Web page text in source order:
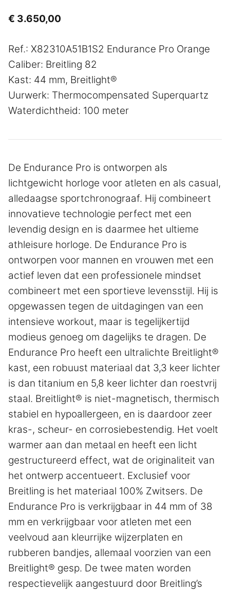
€ 3.650,00
Ref.: X82310A51B1S2 Endurance Pro Orange
Caliber: Breitling 82
Kast: 44 mm, Breitlight®
Uurwerk: Thermocompensated Superquartz
Waterdichtheid: 100 meter
De Endurance Pro is ontworpen als
lichtgewicht horloge voor atleten en als casual,
alledaagse sportchronograaf. Hij combineert
innovatieve technologie perfect met een
levendig design en is daarmee het ultieme
athleisure horloge. De Endurance Pro is
ontworpen voor mannen en vrouwen met een
actief leven dat een professionele mindset
combineert met een sportieve levensstijl. Hij is
opgewassen tegen de uitdagingen van een
intensieve workout, maar is tegelijkertijd
modieus genoeg om dagelijks te dragen. De
Endurance Pro heeft een ultralichte Breitlight®
kast, een robuust materiaal dat 3,3 keer lichter
is dan titanium en 5,8 keer lichter dan roestvrij
staal. Breitlight® is niet-magnetisch, thermisch
stabiel en hypoallergeen, en is daardoor zeer
kras-, scheur- en corrosiebestendig. Het voelt
warmer aan dan metaal en heeft een licht
gestructureerd effect, wat de originaliteit van
het ontwerp accentueert. Exclusief voor
Breitling is het materiaal 100% Zwitsers. De
Endurance Pro is verkrijgbaar in 44 mm of 38
mm en verkrijgbaar voor atleten met een
veelvoud aan kleurrijke wijzerplaten en
rubberen bandjes, allemaal voorzien van een
Breitlight® gesp. De twee maten worden
respectievelijk aangestuurd door Breitling’s